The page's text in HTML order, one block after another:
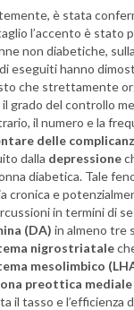
è stata
l’accento è stato
non diabetiche,
eseguiti hanno
che strettamente
il grado del controllo
il numero e la
delle
dalla depressione
diabetica. Tale
cronica e
in termini di
(DA) in almeno tre
nigrostriatale
mesolimbico
preottica mediale
il tasso e l’efficienza